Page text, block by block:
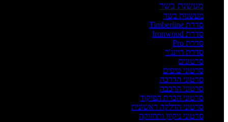
מעשנת בשר
מעשנות בשר
סדרת Timberline
סדרת Ironwood
סדרת Pro
סדרת ריינג'ר
סרטונים
סרטוני טיפים
סרטוני הדרכה
סרטוני הרכבה
סרטוני הכרת הפיקוד
סרטוני הדלקה ראשונית
סרטוני ניקיון ותחזוקה